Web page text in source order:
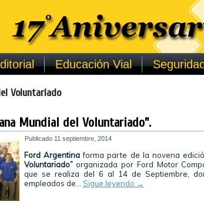
Educación Vial
Voluntariado
Mundial del Voluntariado”.
Publicado 11 septiembre, 2014
Ford Argentinaforma parte de la novena
Voluntariado”organizada por Ford Motor
que se realiza del 6 al 14 de Septiembre,
empleados de… Sigue leyendo →